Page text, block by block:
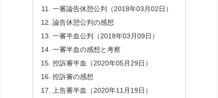
一審論告休憩公判（2018年03月02日）
論告休憩公判の感想
一審半血公判（2018年03月09日）
一審半血の感想と考察
控訴審半血（2020年05月29日）
控訴審の感想
上告審半血（2020年11月19日）